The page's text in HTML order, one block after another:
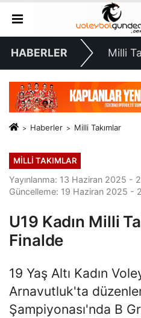
HABERLER Milli
Haberler Milli Takımlar
MILLI TAKIMLAR
Yayınlanma: 13 Haziran 2025 -
Güncelleme: 19 Haziran 2025 -
U19 Kadın Milli
Finalde
19 Yaş Altı Kadın
Arnavutluk'ta
Şampiyonası'nda B